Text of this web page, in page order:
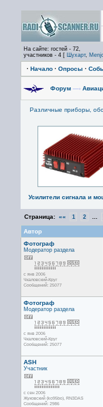
На сайте: гостей - 72,
участников - 4 [ Шухарт,
· Начало · Опросы ·
Форум —›
Различные приборы,
Усилители сигнала и
Страница: «« 1 2
Автор
Фотограф
Модератор раздела
с янв 2006
Чкаловский-Круг
Сообщений: 25077
Фотограф
Модератор раздела
с янв 2006
Чкаловский-Круг
Сообщений: 25077
ASH
Участник
с сен 2006
Жуковский (ko95bo), RN3DAS
Сообщений: 2986